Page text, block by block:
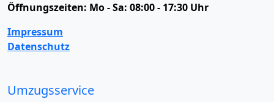
Öffnungszeiten: Mo - Sa: 08:00 - 17:30 Uhr
Impressum
Datenschutz
Umzugsservice